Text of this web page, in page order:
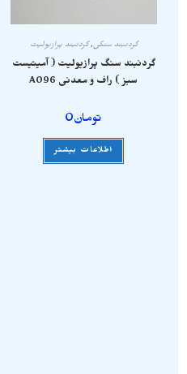
گردنبند سنگی,گردنبند پرازیولیت
گردنبند سنگ پرازیولیت ( آمیتیست
سبز ) راف و معدنی A096
تومان0
اطلاعات بیشتر